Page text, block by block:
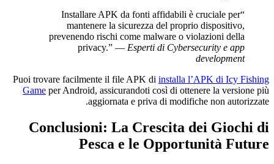
“Installare APK da fonti affidabili è cruciale per
mantenere la sicurezza del proprio dispositivo,
prevenendo rischi come malware o violazioni della
privacy.” — Esperti di Cybersecurity e app
development
Puoi trovare facilmente il file APK di installa l’APK di Icy Fishing
Game per Android, assicurandoti così di ottenere la versione più
aggiornata e priva di modifiche non autorizzate.
Conclusioni: La Crescita dei Giochi di
Pesca e le Opportunità Future